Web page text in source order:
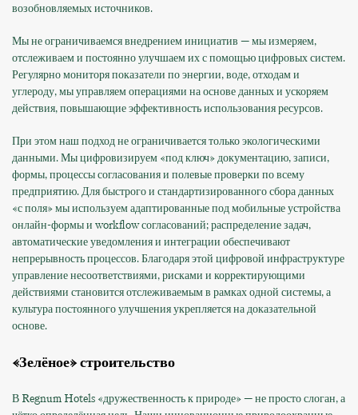
возобновляемых источников.
Мы не ограничиваемся внедрением инициатив — мы измеряем,
отслеживаем и постоянно улучшаем их с помощью цифровых систем.
Регулярно мониторя показатели по энергии, воде, отходам и
углероду, мы управляем операциями на основе данных и ускоряем
действия, повышающие эффективность использования ресурсов.
При этом наш подход не ограничивается только экологическими
данными. Мы цифровизируем «под ключ» документацию, записи,
формы, процессы согласования и полевые проверки по всему
предприятию. Для быстрого и стандартизированного сбора данных
«с поля» мы используем адаптированные под мобильные устройства
онлайн-формы и workflow согласований; распределение задач,
автоматические уведомления и интеграции обеспечивают
непрерывность процессов. Благодаря этой цифровой инфраструктуре
управление несоответствиями, рисками и корректирующими
действиями становится отслеживаемым в рамках одной системы, а
культура постоянного улучшения укрепляется на доказательной
основе.
«Зелёное» строительство
В Regnum Hotels «дружественность к природе» — не просто слоган, а